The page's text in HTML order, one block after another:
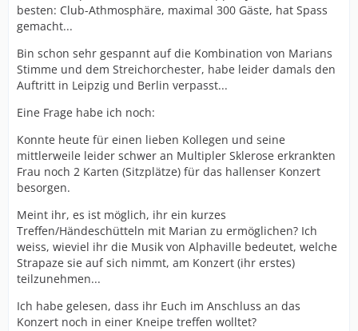
besten: Club-Athmosphäre, maximal 300 Gäste, hat Spass
gemacht...
Bin schon sehr gespannt auf die Kombination von Marians
Stimme und dem Streichorchester, habe leider damals den
Auftritt in Leipzig und Berlin verpasst...
Eine Frage habe ich noch:
Konnte heute für einen lieben Kollegen und seine
mittlerweile leider schwer an Multipler Sklerose erkrankten
Frau noch 2 Karten (Sitzplätze) für das hallenser Konzert
besorgen.
Meint ihr, es ist möglich, ihr ein kurzes
Treffen/Händeschütteln mit Marian zu ermöglichen? Ich
weiss, wieviel ihr die Musik von Alphaville bedeutet, welche
Strapaze sie auf sich nimmt, am Konzert (ihr erstes)
teilzunehmen...
Ich habe gelesen, dass ihr Euch im Anschluss an das
Konzert noch in einer Kneipe treffen wolltet?